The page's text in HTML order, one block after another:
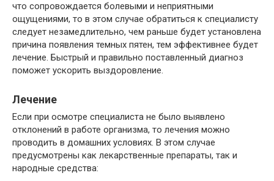
что сопровождается болевыми и неприятными
ощущениями, то в этом случае обратиться к специалисту
следует незамедлительно, чем раньше будет установлена
причина появления темных пятен, тем эффективнее будет
лечение. Быстрый и правильно поставленный диагноз
поможет ускорить выздоровление.
Лечение
Если при осмотре специалиста не было выявлено
отклонений в работе организма, то лечения можно
проводить в домашних условиях. В этом случае
предусмотрены как лекарственные препараты, так и
народные средства: